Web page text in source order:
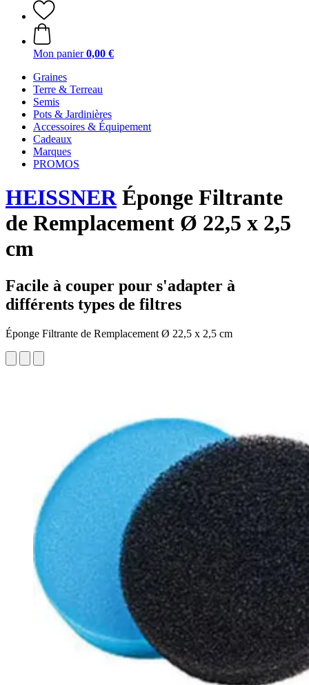
Mon panier 0,00 €
Graines
Terre & Terreau
Semis
Pots & Jardinières
Accessoires & Équipement
Cadeaux
Marques
PROMOS
HEISSNERÉponge Filtrante
de Remplacement Ø 22,5 x 2,5
cm
Facile à couper pour s'adapter à
différents types de filtres
Éponge Filtrante de Remplacement Ø 22,5 x 2,5 cm